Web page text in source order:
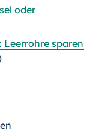
oder
sparen